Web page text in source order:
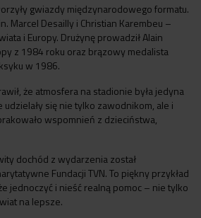
gwiazdy międzynarodowego formatu.
Marcel Desailly i Christian Karembeu –
i Europy. Drużynę prowadził Alain
z 1984 roku oraz brązowy medalista
w 1986.
że atmosfera na stadionie była jedyna
się nie tylko zawodnikom, ale i
wspomnień z dzieciństwa,
dochód z wydarzenia został
Fundacji TVN. To piękny przykład
jednoczyć i nieść realną pomoc – nie tylko
na lepsze.